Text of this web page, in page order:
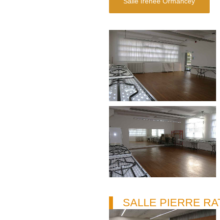
SALLE PIERRE